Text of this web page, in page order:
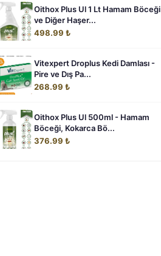
Oithox Plus Ul 1 Lt Hamam Böceği
ve Diğer Haşer...
498.99 ₺
Vitexpert Droplus Kedi Damlası -
Pire ve Dış Pa...
268.99 ₺
Oithox Plus Ul 500ml - Hamam
Böceği, Kokarca Bö...
376.99 ₺